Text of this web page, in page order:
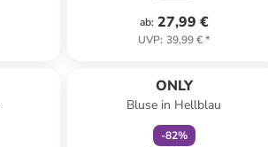
ab: 27,99 €
UVP: 39,99 €*
ONLY
Bluse in Hellblau
-82%